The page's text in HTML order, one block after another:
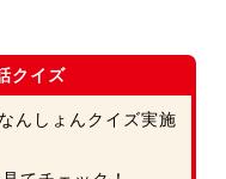
クイズ
んしょんクイズ実施